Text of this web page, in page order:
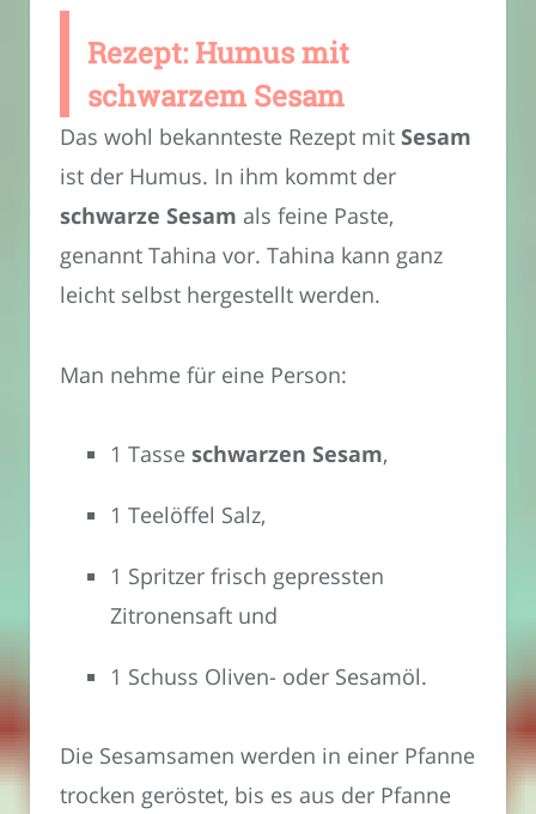
Rezept: Humus mit
schwarzem Sesam
Das wohl bekannteste Rezept mit Sesam
ist der Humus. In ihm kommt der
schwarze Sesam als feine Paste,
genannt Tahina vor. Tahina kann ganz
leicht selbst hergestellt werden.
Man nehme für eine Person:
1 Tasse schwarzen Sesam,
1 Teelöffel Salz,
1 Spritzer frisch gepressten
Zitronensaft und
1 Schuss Oliven- oder Sesamöl.
Die Sesamsamen werden in einer Pfanne
trocken geröstet, bis es aus der Pfanne